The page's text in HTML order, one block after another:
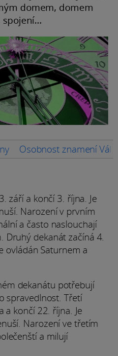
domem, domem
Osobnost znamení
září a končí 3. října. Je
Narození v prvním
a často naslouchají
Druhý dekanát začíná 4.
ovládán Saturnem a
dekanátu potřebují
spravedlnost. Třetí
a končí 22. října. Je
Narození ve třetím
a milují